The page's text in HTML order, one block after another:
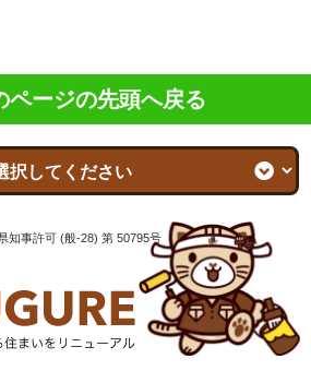
ページの先頭へ戻る
知事許可 (般-28) 第 50795号